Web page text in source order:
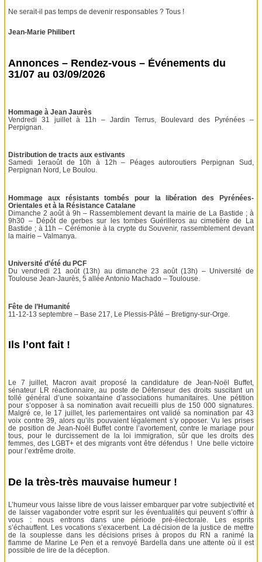
Ne serait-il pas temps de devenir responsables ? Tous !
Jean-Marie Philibert
Annonces – Rendez-vous – Événements du
31/07 au 03/09/2026
Hommage à Jean Jaurès
Vendredi 31 juillet à 11h – Jardin Terrus, Boulevard des Pyrénées –
Perpignan.
Distribution de tracts aux estivants
Samedi 1eraoût de 10h à 12h – Péages autoroutiers Perpignan Sud,
Perpignan Nord, Le Boulou.
Hommage aux résistants tombés pour la libération des Pyrénées-
Orientales et à la Résistance Catalane
Dimanche 2 août à 9h – Rassemblement devant la mairie de La Bastide ; à
9h30 – Dépôt de gerbes sur les tombes Guérilleros au cimetière de La
Bastide ; à 11h – Cérémonie à la crypte du Souvenir, rassemblement devant
la mairie – Valmanya.
Université d’été du PCF
Du vendredi 21 août (13h) au dimanche 23 août (13h) – Université de
Toulouse Jean-Jaurès, 5 allée Antonio Machado – Toulouse.
Fête de l’Humanité
11-12-13 septembre – Base 217, Le Plessis-Pâté – Bretigny-sur-Orge.
Ils l’ont fait !
Le 7 juillet, Macron avait proposé la candidature de Jean-Noël Buffet,
sénateur LR réactionnaire, au poste de Défenseur des droits suscitant un
tollé général d’une soixantaine d’associations humanitaires. Une pétition
pour s’opposer à sa nomination avait recueilli plus de 150 000 signatures.
Malgré ce, le 17 juillet, les parlementaires ont validé sa nomination par 43
voix contre 39, alors qu’ils pouvaient légalement s’y opposer. Vu les prises
de position de Jean-Noël Buffet contre l’avortement, contre le mariage pour
tous, pour le durcissement de la loi immigration, sûr que les droits des
femmes, des LGBT+ et des migrants vont être défendus ! Une belle victoire
pour l’extrême droite.
De la très-très mauvaise humeur !
L’humeur vous laisse libre de vous laisser embarquer par votre subjectivité et
de laisser vagabonder votre esprit sur les éventualités qui peuvent s’offrir à
vous : nous entrons dans une période pré-électorale. Les esprits
s’échauffent. Les vocations s’exacerbent. La décision de la justice de mettre
de la souplesse dans les décisions prises à propos du RN a ranimé la
flamme de Marine Le Pen et a renvoyé Bardella dans une attente où il est
possible de lire de la déception.